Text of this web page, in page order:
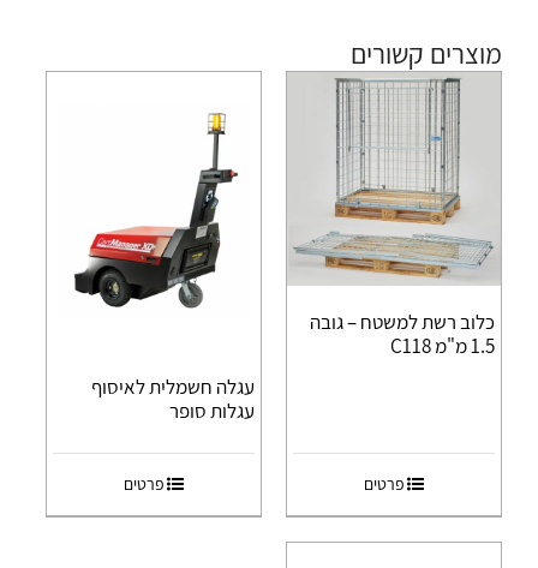
מוצרים קשורים
כלוב רשת למשטח – גובה
1.5 מ"מ C118
פרטים
עגלה חשמלית לאיסוף
עגלות סופר
פרטים